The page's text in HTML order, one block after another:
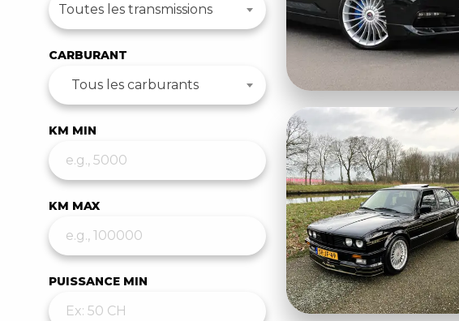
Toutes les transmissions
CARBURANT
Tous les carburants
KM MIN
KM MAX
PUISSANCE MIN